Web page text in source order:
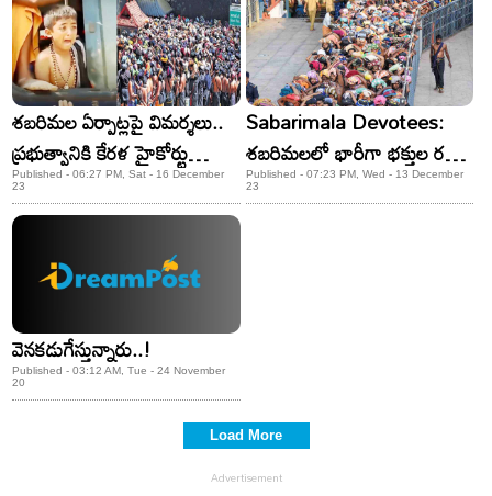
శబరిమల ఏర్పాట్లపై విమర్శలు..
ప్రభుత్వానికి కేరళ హైకోర్టు
ఆదేశాలు!
Published - 06:27 PM, Sat - 16 December
23
Sabarimala Devotees:
శబరిమలలో భారీగా భక్తుల రద్దీ!
అల్లాడిపోతున్న అయ్యప్పలు!
Published - 07:23 PM, Wed - 13 December
23
వెనకడుగేస్తున్నారు..!
Published - 03:12 AM, Tue - 24 November
20
Load More